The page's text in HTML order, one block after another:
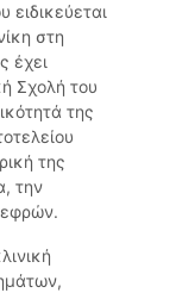
ειδικεύεται
στη
έχει
Σχολή του
της
της
την